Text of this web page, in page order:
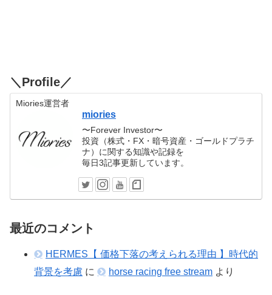
＼Profile／
Miories運営者
miories
〜Forever Investor〜
投資（株式・FX・暗号資産・ゴールドプラチ
ナ）に関する知識や記録を
毎日3記事更新しています。
最近のコメント
HERMES【 価格下落の考えられる理由 】時代的
背景を考慮 に horse racing free stream より